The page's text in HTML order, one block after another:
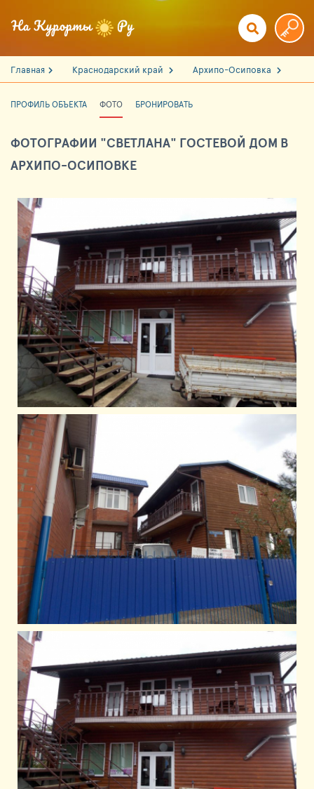
Главная Краснодарский край Архипо-Осиповка
ПРОФИЛЬ ОБЪЕКТА ФОТО БРОНИРОВАТЬ
ФОТОГРАФИИ "СВЕТЛАНА" ГОСТЕВОЙ ДОМ В
АРХИПО-ОСИПОВКЕ